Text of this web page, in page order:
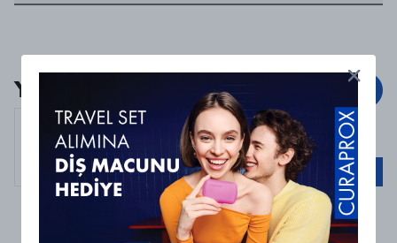
Yorumlar
Curaprox
Curaprox Enzycal Zero 0ppm Florürsüz Diş
Macunu 75ml
Sepete Ekle